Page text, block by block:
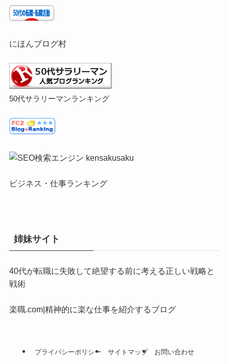
にほんブログ村
50代サラリーマンランキング
ビジネス・仕事ランキング
姉妹サイト
40代が転職に失敗して絶望する前に考える正しい戦略と
戦術
楽職.com|精神的に楽な仕事を紹介するブログ
プライバシーポリシー サイトマップ お問い合わせ